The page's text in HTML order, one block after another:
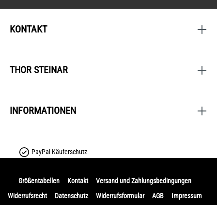
KONTAKT
THOR STEINAR
INFORMATIONEN
PayPal Käuferschutz
Größentabellen Kontakt
Versand und Zahlungsbedingungen
Widerrufsrecht
Datenschutz Widerrufsformular AGB Impressum